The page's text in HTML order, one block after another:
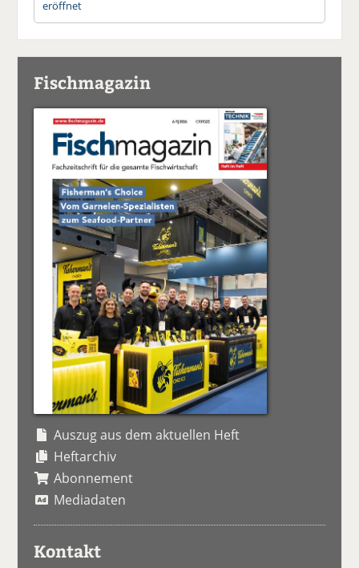
eröffnet
Fischmagazin
Auszug aus dem aktuellen Heft
Heftarchiv
Abonnement
Mediadaten
Kontakt